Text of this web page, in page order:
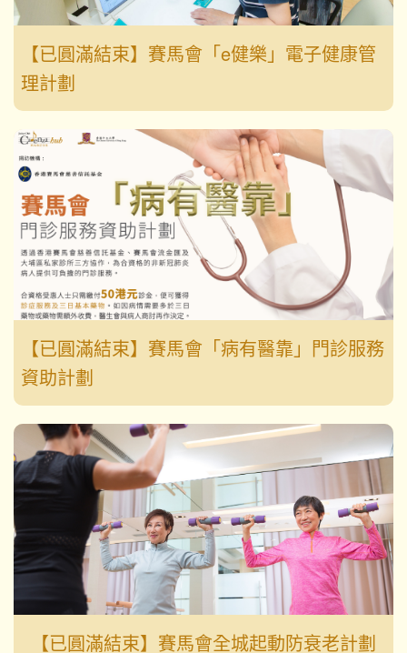
【已圓滿結束】賽馬會「e健樂」電子健康管
理計劃
【已圓滿結束】賽馬會「病有醫靠」門診服務
資助計劃
【已圓滿結束】賽馬會全城起動防衰老計劃